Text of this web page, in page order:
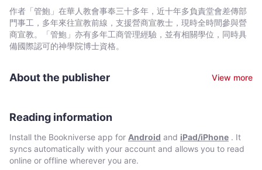
作者「管鮑」在華人教會事奉三十多年，近十年多負責堂會差傳部
門事工，多年來往宣教前線，支援營商宣教士，現時全時間參與營
商宣教。「管鮑」亦有多年工商管理經驗，並有相關學位，同時具
備國際認可的神學院博士資格。
About the publisher View more
Reading information
Install the Bookniverse app for Android and iPad/iPhone . It
syncs automatically with your account and allows you to read
online or offline wherever you are.